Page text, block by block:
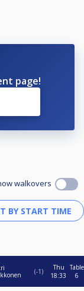
page!
walkovers
-1
Thu
18:33
Table
6